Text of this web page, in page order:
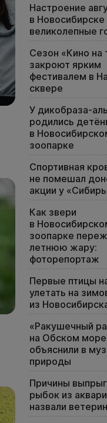
Настроение
в Новосибирске
великолепные
Сезон «Кино на
закроют ярким
фестивалем в
сквере
У дикобраза-
родились
в
зоопарке
Спортивная
не помешал
акции у
Как звери
в
зоопарке
летнюю жару:
фоторепортаж
Первые птицы
улетать на
из
«Ракушечный
на Обском море
объяснили в
природы
Причины
рыбок из
назвали